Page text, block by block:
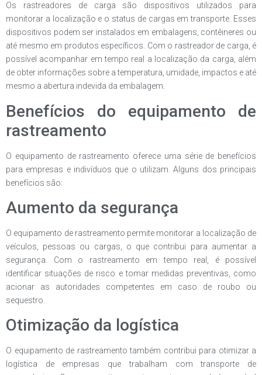
Os rastreadores de carga são dispositivos utilizados para
monitorar a localização e o status de cargas em transporte. Esses
dispositivos podem ser instalados em embalagens, contêineres ou
até mesmo em produtos específicos. Com o rastreador de carga, é
possível acompanhar em tempo real a localização da carga, além
de obter informações sobre a temperatura, umidade, impactos e até
mesmo a abertura indevida da embalagem.
Benefícios do equipamento de
rastreamento
O equipamento de rastreamento oferece uma série de benefícios
para empresas e indivíduos que o utilizam. Alguns dos principais
benefícios são:
Aumento da segurança
O equipamento de rastreamento permite monitorar a localização de
veículos, pessoas ou cargas, o que contribui para aumentar a
segurança. Com o rastreamento em tempo real, é possível
identificar situações de risco e tomar medidas preventivas, como
acionar as autoridades competentes em caso de roubo ou
sequestro.
Otimização da logística
O equipamento de rastreamento também contribui para otimizar a
logística de empresas que trabalham com transporte de